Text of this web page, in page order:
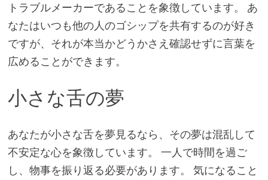
トラブルメーカーであることを象徴しています。 あ
なたはいつも他の人のゴシップを共有するのが好き
ですが、それが本当かどうかさえ確認せずに言葉を
広めることができます。
小さな舌の夢
あなたが小さな舌を夢見るなら、その夢は混乱して
不安定な心を象徴しています。 一人で時間を過ご
し、物事を振り返る必要があります。 気になること